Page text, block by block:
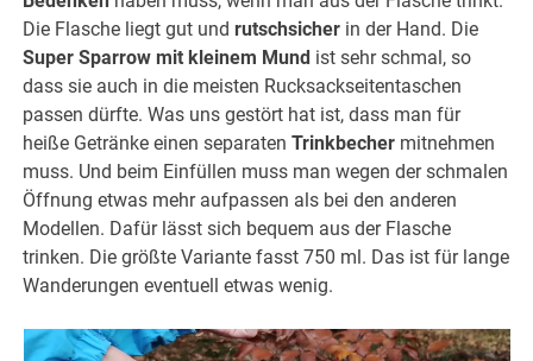
Die Flasche liegt gut undrutschsicher in der Hand. Die
Super Sparrow mit kleinem Mund ist sehr schmal, so
dass sie auch in die meisten Rucksackseitentaschen
passen dürfte. Was uns gestört hat ist, dass man für
heiße Getränke einen separatenTrinkbecher mitnehmen
muss. Und beim Einfüllen muss man wegen der schmalen
Öffnung etwas mehr aufpassen als bei den anderen
Modellen. Dafür lässt sich bequem aus der Flasche
trinken. Die größte Variante fasst 750 ml. Das ist für lange
Wanderungen eventuell etwas wenig.